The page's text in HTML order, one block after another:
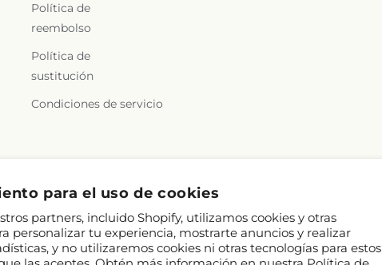
para el uso de cookies
partners, incluido Shopify, utilizamos cookies y otras
personalizar tu experiencia, mostrarte anuncios y realizar
y no utilizaremos cookies ni otras tecnologías para estos
Política de
reembolso
Política de
sustitución
Condiciones de servicio